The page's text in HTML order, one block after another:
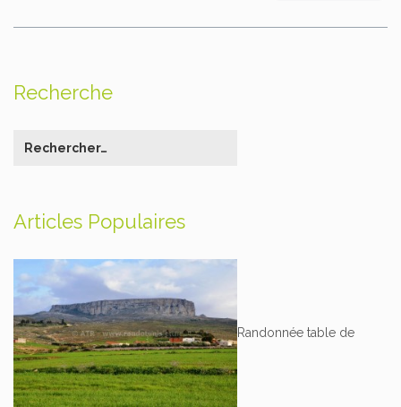
Recherche
Articles Populaires
Randonnée table de